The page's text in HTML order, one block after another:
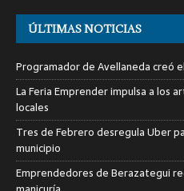
ÚLTIMAS NOTICIAS
Programador de Avellaneda creó
La Feria Emprender impulsa a los
locales
Tres de Febrero desregula Uber
municipio
Emprendedores de Berazategui